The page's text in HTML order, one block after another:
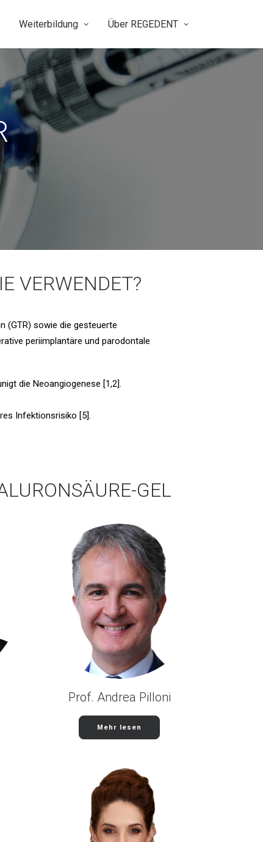
Weiterbildung Über REGEDENT
VERWENDET?
(GTR) sowie die gesteuerte
periimplantäre und parodontale
die Neoangiogenese [1,2].
Infektionsrisiko [5].
GEL
Prof. Andrea Pilloni
Mehr lesen